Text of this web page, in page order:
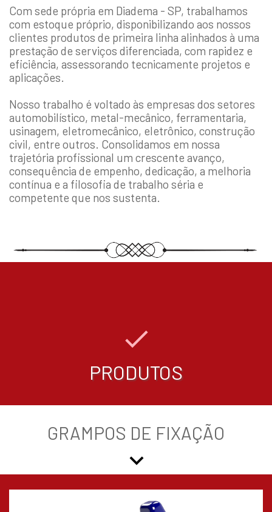
Com sede própria em Diadema - SP, trabalhamos
com estoque próprio, disponibilizando aos nossos
clientes produtos de primeira linha alinhados à uma
prestação de serviços diferenciada, com rapidez e
eficiência, assessorando tecnicamente projetos e
aplicações.
Nosso trabalho é voltado às empresas dos setores
automobilístico, metal-mecânico, ferramentaria,
usinagem, eletromecânico, eletrônico, construção
civil, entre outros. Consolidamos em nossa
trajetória profissional um crescente avanço,
consequência de empenho, dedicação, a melhoria
contínua e a filosofia de trabalho séria e
competente que nos sustenta.

PRODUTOS
GRAMPOS DE FIXAÇÃO
